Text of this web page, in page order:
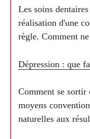
Les soins
réalisation d'une
règle. Comment
Dépression : que
Comment se sortir
moyens
naturelles aux